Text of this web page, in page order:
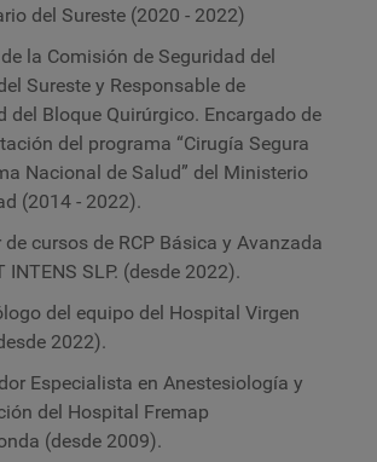
del Sureste (2020 - 2022)
la Comisión de Seguridad del
Sureste y Responsable de
del Bloque Quirúrgico. Encargado de
del programa “Cirugía Segura
Nacional de Salud” del Ministerio
(2014 - 2022).
cursos de RCP Básica y Avanzada
INTENS SLP. (desde 2022).
del equipo del Hospital Virgen
2022).
Especialista en Anestesiología y
del Hospital Fremap
(desde 2009).